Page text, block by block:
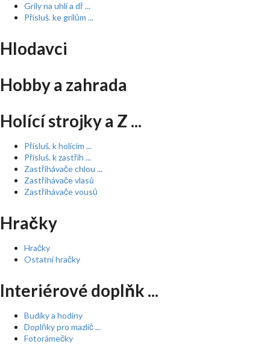
Grily na uhlí a dř ...
Přísluš. ke grilům ...
Hlodavci
Hobby a zahrada
Holící strojky a Z ...
Přísluš. k holícím ...
Přísluš. k zastřih ...
Zastřihávače chlou ...
Zastřihávače vlasů
Zastřihávače vousů
Hračky
Hračky
Ostatní hračky
Interiérové doplňk ...
Budíky a hodiny
Doplňky pro mazlíč ...
Fotorámečky